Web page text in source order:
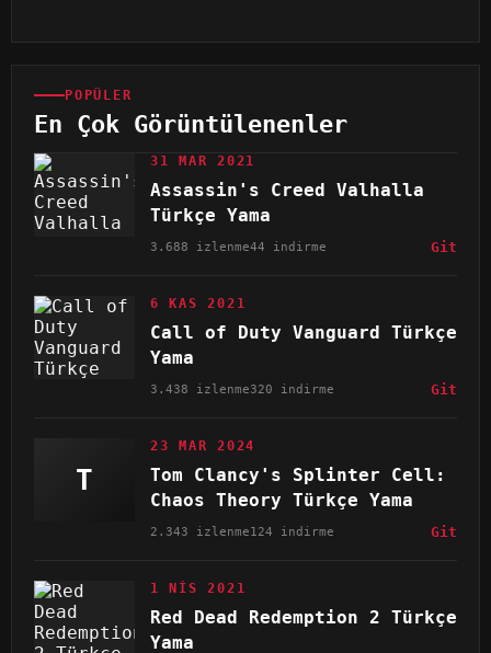
POPÜLER
En Çok Görüntülenenler
31 MAR 2021
Assassin's Creed Valhalla
Türkçe Yama
3.688 izlenme44 indirme Git
6 KAS 2021
Call of Duty Vanguard Türkçe
Yama
3.438 izlenme320 indirme Git
T
23 MAR 2024
Tom Clancy's Splinter Cell:
Chaos Theory Türkçe Yama
2.343 izlenme124 indirme Git
1 NIS 2021
Red Dead Redemption 2 Türkçe
Yama